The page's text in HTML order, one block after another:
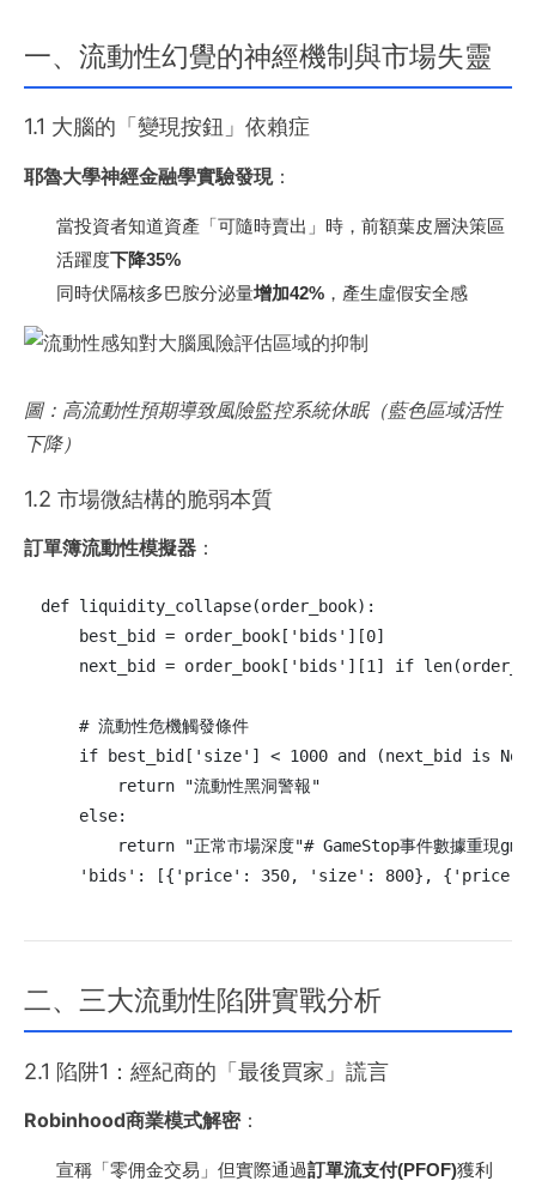
一、流動性幻覺的神經機制與市場失靈
1.1 大腦的「變現按鈕」依賴症
耶魯大學神經金融學實驗發現：
當投資者知道資產「可隨時賣出」時，前額葉皮層決策區
活躍度下降35%
同時伏隔核多巴胺分泌量增加42% ，產生虛假安全感
圖：高流動性預期導致風險監控系統休眠（藍色區域活性
下降）
1.2 市場微結構的脆弱本質
訂單簿流動性模擬器 ：
def liquidity_collapse(order_book):
best_bid = order_book['bids'][0]
next_bid = order_book['bids'][1] if
# 流動性危機觸發條件
if best_bid['size'] < 1000 and (next_bid is
return "流動性黑洞警報"
else:
return "正常市場深度"# GameStop事件數據重現
'bids': [{'price': 350, 'size': 800}, {'price': 210,
二、三大流動性陷阱實戰分析
2.1 陷阱1：經紀商的「最後買家」謊言
Robinhood商業模式解密：
宣稱「零佣金交易」但實際通過訂單流支付(PFOF)獲利